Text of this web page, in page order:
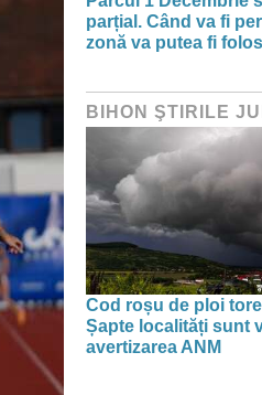
parțial. Când va fi
zonă va putea fi
BIHON ŞTIRILE
Cod roșu de ploi
Șapte localități sunt
avertizarea ANM